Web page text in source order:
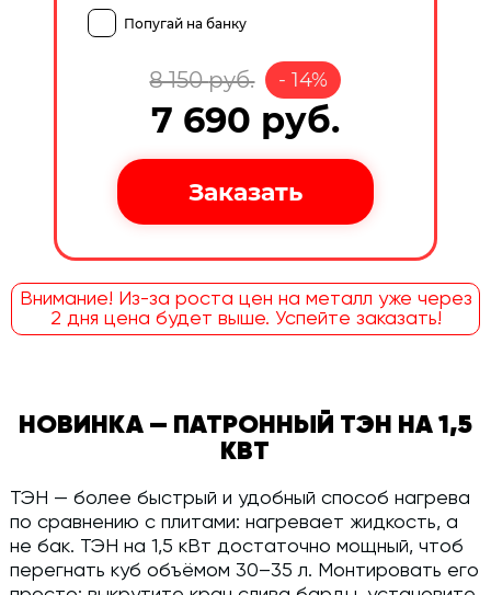
Попугай на банку
8 150руб. -14%
7 690 руб.
Внимание! Из-за роста цен на металл уже через
2 дня цена будет выше. Успейте заказать!
НОВИНКА — ПАТРОННЫЙ ТЭН НА 1,5
КВТ
ТЭН — более быстрый и удобный способ нагрева
по сравнению с плитами: нагревает жидкость, а
не бак. ТЭН на 1,5 кВт достаточно мощный, чтоб
перегнать куб объёмом 30–35 л. Монтировать его